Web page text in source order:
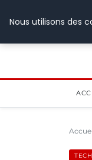
Nous utilisons des